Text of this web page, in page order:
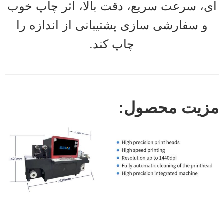
ای، سرعت سریع، دقت بالا، اثر چاپ خوب
و سفارشی سازی پشتیبانی از اندازه را
چاپ کند.
مزیت محصول: